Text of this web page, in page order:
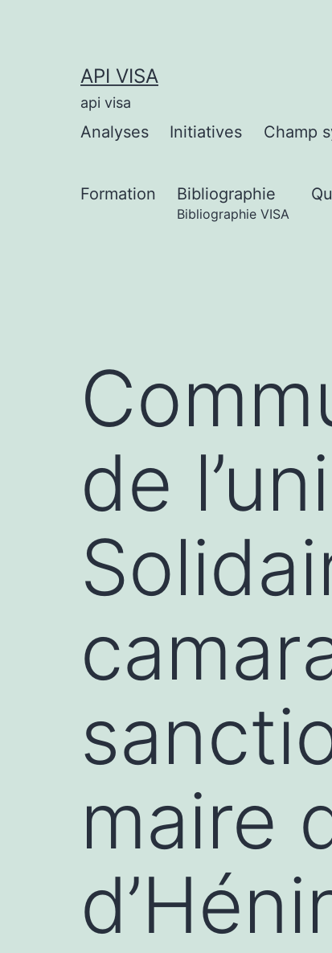
API VISA
api visa
Analyses Initiatives Champ
Formation Bibliographie
Bibliographie VISA
de
maire